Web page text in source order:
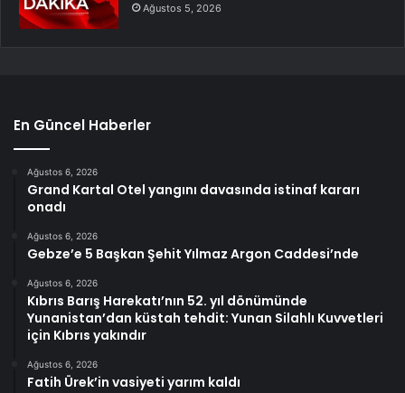
Ağustos 5, 2026
En Güncel Haberler
Ağustos 6, 2026
Grand Kartal Otel yangını davasında istinaf kararı
onadı
Ağustos 6, 2026
Gebze’e 5 Başkan Şehit Yılmaz Argon Caddesi’nde
Ağustos 6, 2026
Kıbrıs Barış Harekatı’nın 52. yıl dönümünde
Yunanistan’dan küstah tehdit: Yunan Silahlı Kuvvetleri
için Kıbrıs yakındır
Ağustos 6, 2026
Fatih Ürek’in vasiyeti yarım kaldı